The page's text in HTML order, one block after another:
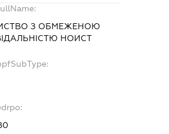
З ОБМЕЖЕНОЮ
НОИСТ